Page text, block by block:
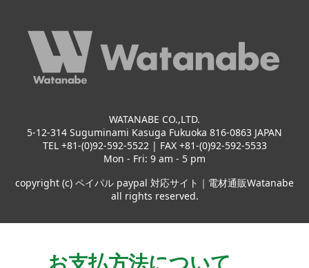
WATANABE CO.,LTD.
5-12-314 Suguminami Kasuga Fukuoka 816-0863 JAPAN
TEL +81-(0)92-592-5522 | FAX +81-(0)92-592-5533
Mon - Fri: 9 am - 5 pm
copyright (c) ペイパル paypal 対応サイト｜電材通販Watanabe
all rights reserved.
お支払方法について